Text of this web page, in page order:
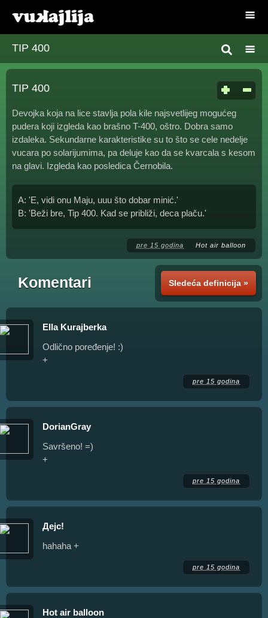
TIP 400
TIP 400
Devojka koja na lice stavlja pola kile najsvetlijeg mogućeg
pudera koji izgleda kao brašno T-400, oštro. Dobra samo
izdaleka. Sekundarne karakteristike su to što se cele nedelje
vucara po solarijumima, pa deluje kao da se kvarcala s kesom
na glavi. Izgleda kao posledica Černobila.
A: 'E, vidi onu Maju, uuu što dobar minić.'
B: 'Beži bre, Tip 400. Kad se približi, deca plaču.'
pre 15 godina Hot air balloon
Sledeća definicija »
Komentari
Ella Kurajberka
Odlično poređenje! :)
+
pre 15 godina
DorianGray
Savršeno! =)
+
pre 15 godina
Дејс!
hahaha +
pre 15 godina
Hot air balloon